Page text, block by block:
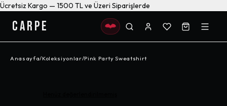
Ücretsiz Kargo — 1500 TL ve Üzeri Siparişlerde
CARPE
Anasayfa/Koleksiyonlar/Pink Party Sweatshirt